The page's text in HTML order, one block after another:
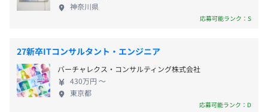
大なプロジェクトとなっており、
例えばHUEプロジェクトの場合、東京、上海、シンガポ
休憩時間：60分 ※昼食時間は業務の都合により各々の自
【年間休日124日】
女性30人/30人
廃止して「HUEワークフロー」に一本化してデジタ
化、省力化を実現しています。 財務部門では電子帳
簿保存法対応の「HUE EBM」を導入してペーパーレ
ス化を推進。また「HUEチャットボット」で、経費
精算や請求処理関連の問い合わせを自動化し、生産
性向上につなげています。さらにクラウド請求書送受
神奈川県
応募可能ランク：S
27新卒ITコンサルタント・エンジニア
バーチャレクス・コンサルティング株式会社
430万円 〜
東京都
応募可能ランク：D